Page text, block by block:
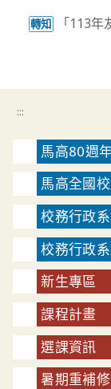
轉知
「113
:::
馬高80週
馬高全國
校務行政
校務行政
新生專區
課程計畫
選課資訊
暑期重補